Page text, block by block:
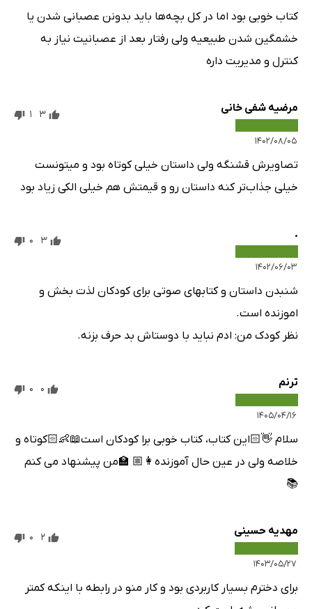
کتاب خوبی بود اما در کل بچه‌ها باید بدونن عصبانی شدن یا
خشمگین شدن طبیعیه ولی رفتار بعد از عصبانیت نیاز به
کنترل و مدیریت داره
مرضیه شفی خانی
۱۴۰۲/۰۸/۰۵
3
1
تصاویرش قشنگه ولی داستان خیلی کوتاه بود و میتونست
خیلی جذاب‌تر کنه داستان رو و قیمتش هم خیلی الکی زیاد بود
.
۱۴۰۲/۰۶/۰۳
3
0
شنبدن داستان و کتابهای صوتی برای کودکان لذت بخش و
اموزنده است.
نظر کودک من: ادم نباید با دوستاش بد حرف بزنه.
ترنم
۱۴۰۵/۰۴/۱۶
0
0
سلام 👋🏻این کتاب، کتاب خوبی برا کودکان است📖👶🏻کوتاه و
خلاصه ولی در عین حال آموزنده👩🏼 🏫من پیشنهاد می کنم
📚
مهدیه حسینی
۱۴۰۳/۰۵/۲۷
2
0
برای دخترم بسیار کاربردی بود و کار منو در رابطه با اینکه کمتر